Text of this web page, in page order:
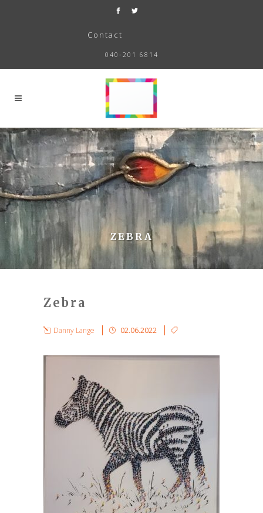
Contact
040-201 6814
ZEBRA
Zebra
Danny Lange 02.06.2022